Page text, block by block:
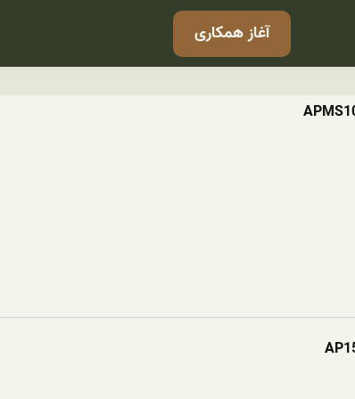
آغاز همکاری